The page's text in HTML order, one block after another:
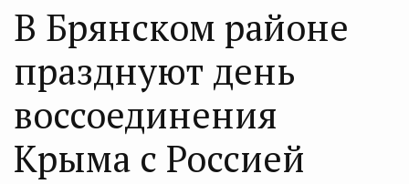
В Брянском районе
празднуют день
воссоединения
Крыма с Россией